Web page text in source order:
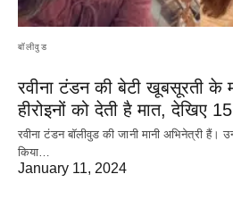
बॉलीवुड
रवीना टंडन की बेटी खूबसूरती के
हीरोइनों को देती है मात, देखिए
रवीना टंडन बॉलीवुड की जानी मानी अभिनेत्री हैं।
किया…
January 11, 2024